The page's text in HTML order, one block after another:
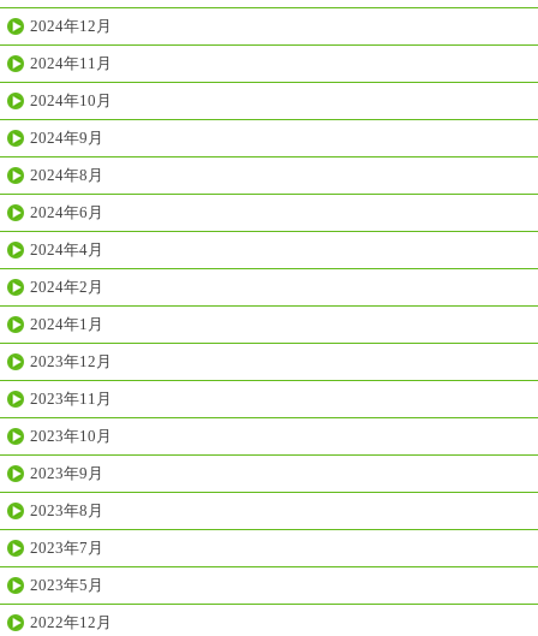
2024年12月
2024年11月
2024年10月
2024年9月
2024年8月
2024年6月
2024年4月
2024年2月
2024年1月
2023年12月
2023年11月
2023年10月
2023年9月
2023年8月
2023年7月
2023年5月
2022年12月